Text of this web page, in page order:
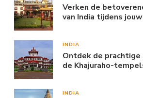
Verken de
van India tijdens
INDIA
Ontdek de prachtige
de Khajuraho-
INDIA